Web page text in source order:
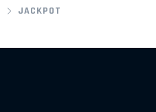
JACKPOT